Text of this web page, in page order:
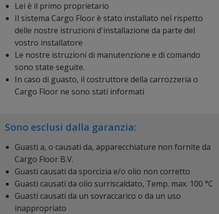
Lei è il primo proprietario
Il sistema Cargo Floor è stato installato nel rispetto
delle nostre istruzioni d'installazione da parte del
vostro installatore
Le nostre istruzioni di manutenzione e di comando
sono state seguite.
In caso di guasto, il costruttore della carrozzeria o
Cargo Floor ne sono stati informati
Sono esclusi dalla garanzia:
Guasti a, o causati da, apparecchiature non fornite da
Cargo Floor B.V.
Guasti causati da sporcizia e/o olio non corretto
Guasti causati da olio surriscaldato, Temp. max. 100 °C
Guasti causati da un sovraccarico o da un uso
inappropriato